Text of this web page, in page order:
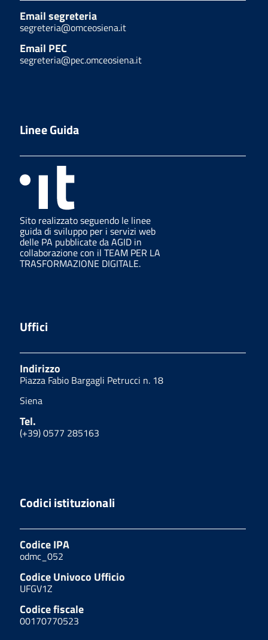
Email segreteria
segreteria@omceosiena.it
Email PEC
segreteria@pec.omceosiena.it
Linee Guida
Sito realizzato seguendo le linee
guida di sviluppo per i servizi web
delle PA pubblicate da AGID in
collaborazione con il TEAM PER LA
TRASFORMAZIONE DIGITALE.
Uffici
Indirizzo
Piazza Fabio Bargagli Petrucci n. 18
Siena
Tel.
(+39) 0577 285163
Codici istituzionali
Codice IPA
odmc_052
Codice Univoco Ufficio
UFGV1Z
Codice fiscale
00170770523